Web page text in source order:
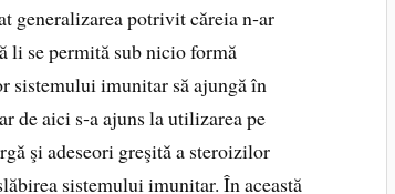
generalizarea potrivit căreia n‑ar
li se permită sub nicio formă
sis­temului imunitar să ajungă în
de aici s‑a ajuns la utilizarea pe
şi adeseori greşită a steroizilor
sistemului imunitar. În această